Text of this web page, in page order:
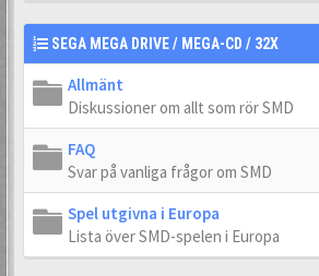
SEGA MEGA DRIVE / MEGA-CD / 32X
Allmänt
Diskussioner om allt som rör SMD
FAQ
Svar på vanliga frågor om SMD
Spel utgivna i Europa
Lista över SMD-spelen i Europa